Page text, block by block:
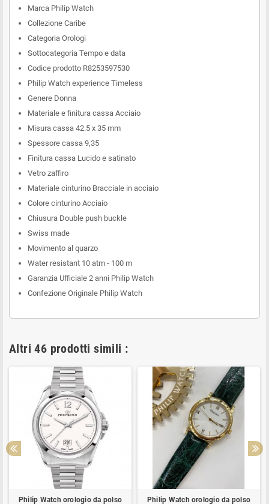
Marca Philip Watch
Collezione Caribe
Categoria Orologi
Sottocategoria Tempo e data
Codice prodotto R8253597530
Philip Watch experience Timeless
Genere Donna
Materiale e finitura cassa Acciaio
Misura cassa 42.5 x 35 mm
Spessore cassa 9,35
Finitura cassa Lucido e satinato
Vetro zaffiro
Materiale cinturino Bracciale in acciaio
Colore cinturino Acciaio
Chiusura Double push buckle
Swiss made
Movimento al quarzo
Water resistant 10 atm - 100 m
Garanzia Ufficiale 2 anni Philip Watch
Confezione Originale Philip Watch
Altri 46 prodotti simili :
Philip Watch orologio da polso
Philip Watch orologio da polso